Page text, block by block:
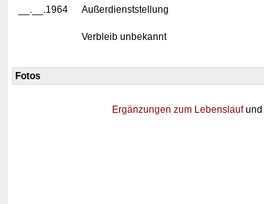
__.__.1964
Außerdienststellung
Verbleib unbekannt
Fotos
Ergänzungen zum Lebenslaufund